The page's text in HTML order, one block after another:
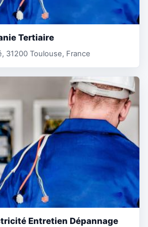
Tertiaire
31200 Toulouse, France
Entretien Dépannage